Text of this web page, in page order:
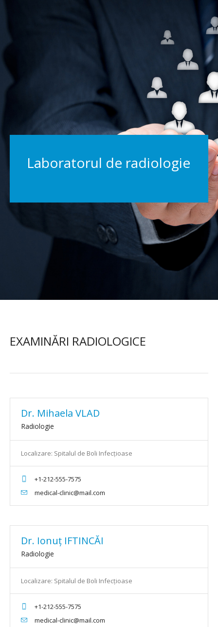
Laboratorul de radiologie
EXAMINĂRI RADIOLOGICE
Dr. Mihaela VLAD
Radiologie
Localizare: Spitalul de Boli Infecțioase
+1-212-555-7575
medical-clinic@mail.com
Dr. Ionuț IFTINCĂI
Radiologie
Localizare: Spitalul de Boli Infecțioase
+1-212-555-7575
medical-clinic@mail.com